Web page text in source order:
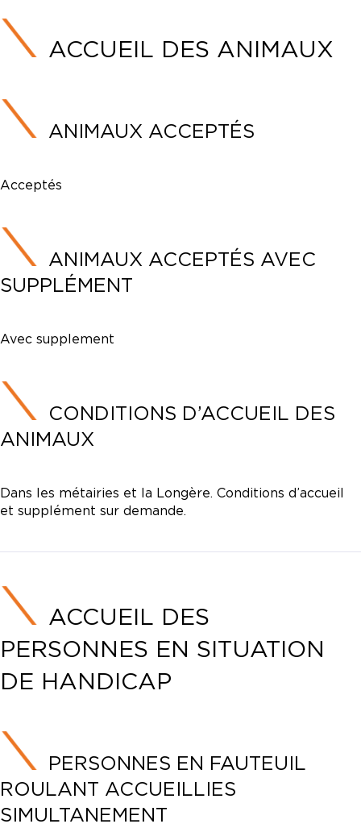
ACCUEIL DES ANIMAUX
ANIMAUX ACCEPTÉS
Acceptés
ANIMAUX ACCEPTÉS AVEC
SUPPLÉMENT
Avec supplement
CONDITIONS D’ACCUEIL DES
ANIMAUX
Dans les métairies et la Longère. Conditions d’accueil
et supplément sur demande.
ACCUEIL DES
PERSONNES EN SITUATION
DE HANDICAP
PERSONNES EN FAUTEUIL
ROULANT ACCUEILLIES
SIMULTANEMENT